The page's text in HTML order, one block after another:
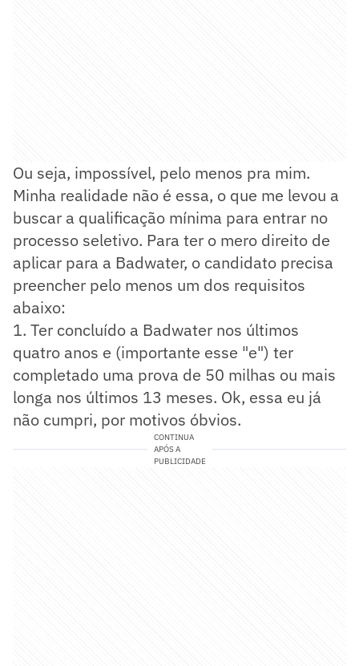
Ou seja, impossível, pelo menos pra mim.
Minha realidade não é essa, o que me levou a
buscar a qualificação mínima para entrar no
processo seletivo. Para ter o mero direito de
aplicar para a Badwater, o candidato precisa
preencher pelo menos um dos requisitos
abaixo:
1. Ter concluído a Badwater nos últimos
quatro anos e (importante esse "e") ter
completado uma prova de 50 milhas ou mais
longa nos últimos 13 meses. Ok, essa eu já
não cumpri, por motivos óbvios.
CONTINUA
APÓS A
PUBLICIDADE